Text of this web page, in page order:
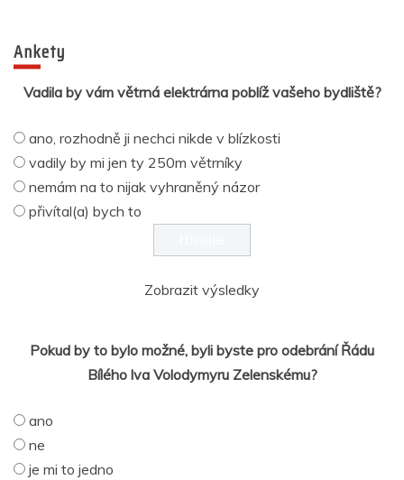
Ankety
Vadila by vám větrná elektrárna poblíž vašeho bydliště?
ano, rozhodně ji nechci nikde v blízkosti
vadily by mi jen ty 250m větrníky
nemám na to nijak vyhraněný názor
přivítal(a) bych to
Zobrazit výsledky
Pokud by to bylo možné, byli byste pro odebrání Řádu
Bílého lva Volodymyru Zelenskému?
ano
ne
je mi to jedno